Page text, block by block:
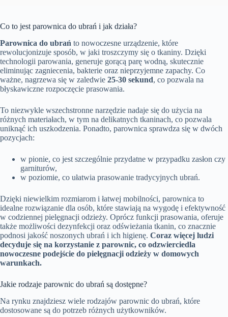
Co to jest parownica do ubrań i jak działa?
Parownica do ubrań to nowoczesne urządzenie, które
rewolucjonizuje sposób, w jaki troszczymy się o tkaniny. Dzięki
technologii parowania, generuje gorącą parę wodną, skutecznie
eliminując zagniecenia, bakterie oraz nieprzyjemne zapachy. Co
ważne, nagrzewa się w zaledwie 25-30 sekund, co pozwala na
błyskawiczne rozpoczęcie prasowania.
To niezwykle wszechstronne narzędzie nadaje się do użycia na
różnych materiałach, w tym na delikatnych tkaninach, co pozwala
uniknąć ich uszkodzenia. Ponadto, parownica sprawdza się w dwóch
pozycjach:
w pionie, co jest szczególnie przydatne w przypadku zasłon czy
garniturów,
w poziomie, co ułatwia prasowanie tradycyjnych ubrań.
Dzięki niewielkim rozmiarom i łatwej mobilności, parownica to
idealne rozwiązanie dla osób, które stawiają na wygodę i efektywność
w codziennej pielęgnacji odzieży. Oprócz funkcji prasowania, oferuje
także możliwości dezynfekcji oraz odświeżania tkanin, co znacznie
podnosi jakość noszonych ubrań i ich higienę. Coraz więcej ludzi
decyduje się na korzystanie z parownic, co odzwierciedla
nowoczesne podejście do pielęgnacji odzieży w domowych
warunkach.
Jakie rodzaje parownic do ubrań są dostępne?
Na rynku znajdziesz wiele rodzajów parownic do ubrań, które
dostosowane są do potrzeb różnych użytkowników.